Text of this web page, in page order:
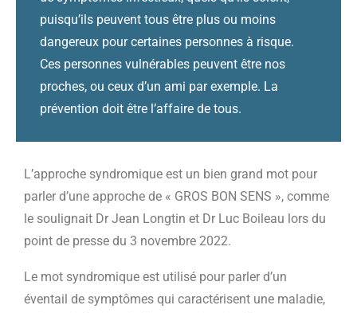
puisqu’ils peuvent tous être plus ou moins
dangereux pour certaines personnes à risque.
Ces personnes vulnérables peuvent être nos
proches, ou ceux d’un ami par exemple. La
prévention doit être l’affaire de tous.
L’approche syndromique est un bien grand mot pour
parler d’une approche de « GROS BON SENS », comme
le soulignait Dr Jean Longtin et Dr Luc Boileau lors du
point de presse du 3 novembre 2022.
Le mot syndromique est utilisé pour parler d’un
éventail de symptômes qui caractérisent une maladie,